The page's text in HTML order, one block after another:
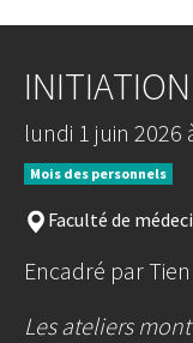
lundi 1 juin 2026
Mois des personnels
Faculté de
Encadré par
Les ateliers